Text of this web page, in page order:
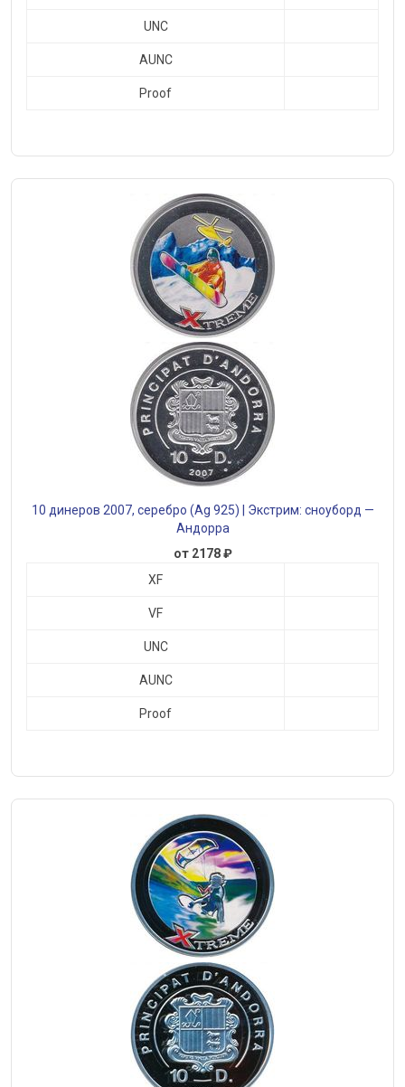
UNC
AUNC
Proof
10 динеров 2007, серебро (Ag 925) | Экстрим: сноуборд —
Андорра
от 2178 ₽
XF
VF
UNC
AUNC
Proof